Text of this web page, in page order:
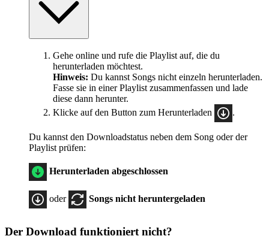
Gehe online und rufe die Playlist auf, die du
herunterladen möchtest.
Hinweis: Du kannst Songs nicht einzeln herunterladen.
Fasse sie in einer Playlist zusammenfassen und lade
diese dann herunter.
Klicke auf den Button zum Herunterladen
.
Du kannst den Downloadstatus neben dem Song oder der
Playlist prüfen:
Herunterladen abgeschlossen
oder Songs nicht heruntergeladen
Der Download funktioniert nicht?